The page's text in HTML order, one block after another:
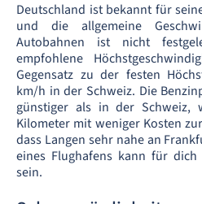
Deutschland ist bekannt für
und die allgemeine
Autobahnen ist nicht
empfohlene
Gegensatz zu der festen
km/h in der Schweiz. Die
günstiger als in der Schweiz,
Kilometer mit weniger Kosten
dass Langen sehr nahe an
eines Flughafens kann für
sein.